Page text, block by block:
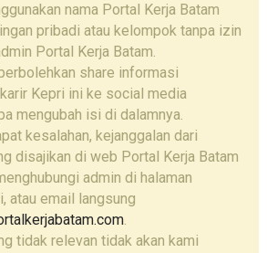
nama Portal Kerja Batam
pribadi atau kelompok tanpa izin
Portal Kerja Batam.
share informasi
Kepri ini ke social media
mengubah isi di dalamnya.
kesalahan, kejanggalan dari
disajikan di web Portal Kerja Batam
admin di halaman
atau email langsung
.
tidak relevan tidak akan kami